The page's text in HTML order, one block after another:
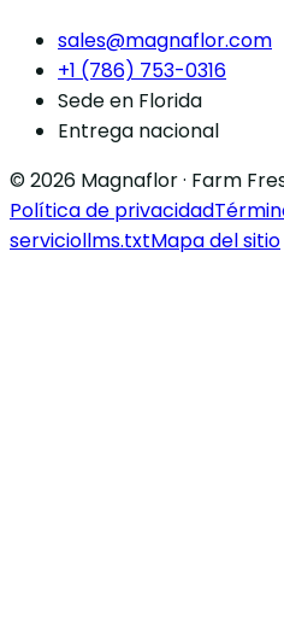
sales@magnaflor.com
+1 (786) 753-0316
Sede en Florida
Entrega nacional
© 2026 Magnaflor · Farm
Política de privacidad
serviciollms.txtMapa del sitio